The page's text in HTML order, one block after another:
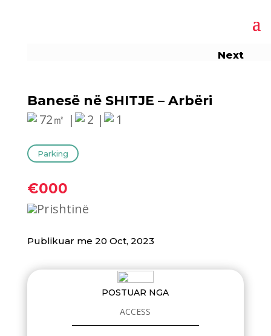
Next
Banesë në SHITJE – Arbëri
72㎡ |
2 | 1
Parking
€000
Prishtinë
Publikuar me 20 Oct, 2023
POSTUAR NGA
ACCESS